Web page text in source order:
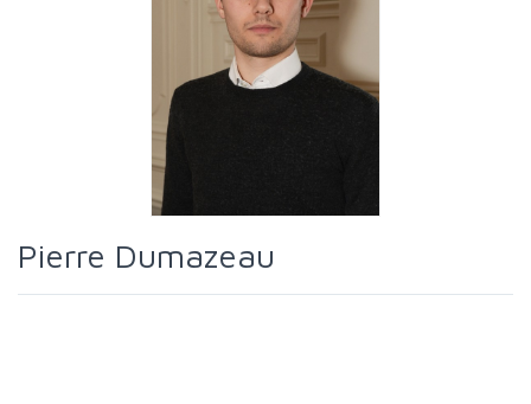
Pierre Dumazeau